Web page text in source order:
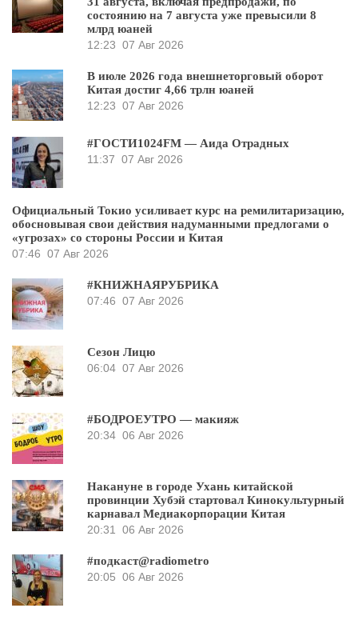
состоянию на 7 августа уже превысили 8
млрд юаней
12:23 07 Авг 2026
В июле 2026 года внешнеторговый оборот
Китая достиг 4,66 трлн юаней
12:23 07 Авг 2026
#ГОСТИ1024FM — Аида Отрадных
11:37 07 Авг 2026
Официальный Токио усиливает курс на ремилитаризацию,
обосновывая свои действия надуманными предлогами о
«угрозах» со стороны России и Китая
07:46 07 Авг 2026
#КНИЖНАЯРУБРИКА
07:46 07 Авг 2026
Сезон Лицю
06:04 07 Авг 2026
#БОДРОЕУТРО — макияж
20:34 06 Авг 2026
Накануне в городе Ухань китайской
провинции Хубэй стартовал Кинокультурный
карнавал Медиакорпорации Китая
20:31
06 Авг 2026
#подкаст@radiometro
20:05 06 Авг 2026